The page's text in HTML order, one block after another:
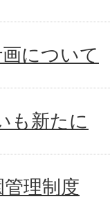
について
も新たに
理制度